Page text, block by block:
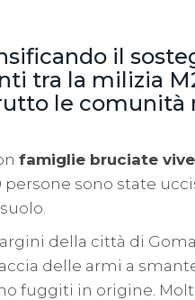
il
tra la milizia
le comunità
famiglie bruciate
persone sono state
della città di
delle armi a
fuggiti in origine.